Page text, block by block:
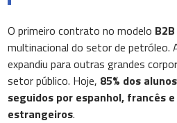
O primeiro contrato no modelo B2B
multinacional do setor de petróleo.
expandiu para outras grandes
setor público. Hoje, 85% dos
seguidos por espanhol, francês
estrangeiros.